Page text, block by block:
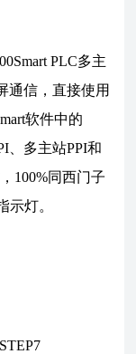
PLC多主
通信，直接使用
软件中的
、多主站PPI和
100%同西门子
示灯。